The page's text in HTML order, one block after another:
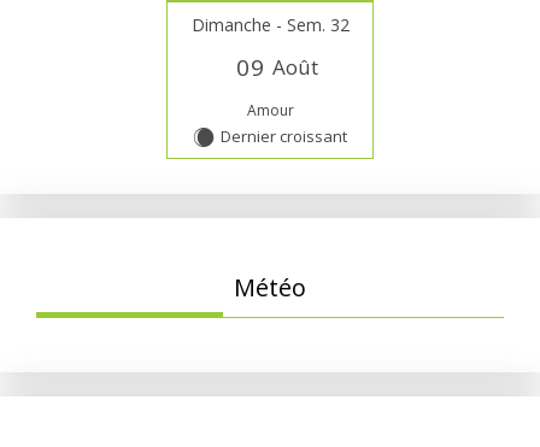
Dimanche - Sem. 32
09 Août
Amour
X Dernier croissant
Météo